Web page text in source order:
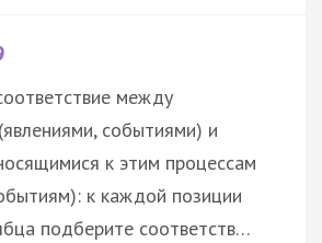
между
событиями) и
к этим процессам
к каждой позиции
подберите соответств…